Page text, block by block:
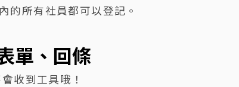
的所有社員都可以登記。
單、回條
收到工具哦！